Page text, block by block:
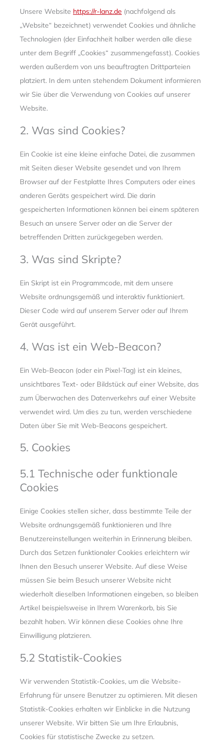
Unsere Website https://r-lanz.de (nachfolgend als
„Website“ bezeichnet) verwendet Cookies und ähnliche
Technologien (der Einfachheit halber werden alle diese
unter dem Begriff „Cookies“ zusammengefasst). Cookies
werden außerdem von uns beauftragten Drittparteien
platziert. In dem unten stehendem Dokument informieren
wir Sie über die Verwendung von Cookies auf unserer
Website.
2. Was sind Cookies?
Ein Cookie ist eine kleine einfache Datei, die zusammen
mit Seiten dieser Website gesendet und von Ihrem
Browser auf der Festplatte Ihres Computers oder eines
anderen Geräts gespeichert wird. Die darin
gespeicherten Informationen können bei einem späteren
Besuch an unsere Server oder an die Server der
betreffenden Dritten zurückgegeben werden.
3. Was sind Skripte?
Ein Skript ist ein Programmcode, mit dem unsere
Website ordnungsgemäß und interaktiv funktioniert.
Dieser Code wird auf unserem Server oder auf Ihrem
Gerät ausgeführt.
4. Was ist ein Web-Beacon?
Ein Web-Beacon (oder ein Pixel-Tag) ist ein kleines,
unsichtbares Text- oder Bildstück auf einer Website, das
zum Überwachen des Datenverkehrs auf einer Website
verwendet wird. Um dies zu tun, werden verschiedene
Daten über Sie mit Web-Beacons gespeichert.
5. Cookies
5.1 Technische oder funktionale
Cookies
Einige Cookies stellen sicher, dass bestimmte Teile der
Website ordnungsgemäß funktionieren und Ihre
Benutzereinstellungen weiterhin in Erinnerung bleiben.
Durch das Setzen funktionaler Cookies erleichtern wir
Ihnen den Besuch unserer Website. Auf diese Weise
müssen Sie beim Besuch unserer Website nicht
wiederholt dieselben Informationen eingeben, so bleiben
Artikel beispielsweise in Ihrem Warenkorb, bis Sie
bezahlt haben. Wir können diese Cookies ohne Ihre
Einwilligung platzieren.
5.2 Statistik-Cookies
Wir verwenden Statistik-Cookies, um die Website-
Erfahrung für unsere Benutzer zu optimieren. Mit diesen
Statistik-Cookies erhalten wir Einblicke in die Nutzung
unserer Website. Wir bitten Sie um Ihre Erlaubnis,
Cookies für statistische Zwecke zu setzen.